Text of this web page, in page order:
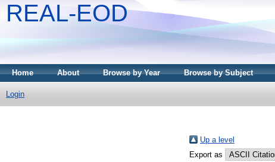
REAL-EOD
Home About Browse by Year Browse by Subject
Login
Up a level
Export as